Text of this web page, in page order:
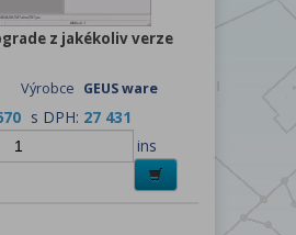
z jakékoliv verze
Výrobce GEUS ware
s DPH: 27 431
ins